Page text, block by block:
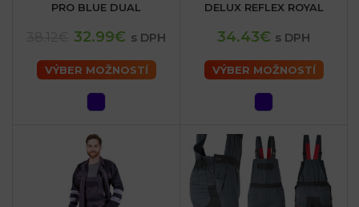
PRO BLUE DUAL
32.99€ s DPH
VÝBER MOŽNOSTÍ
DELUX REFLEX ROYAL
34.43€ s DPH
VÝBER MOŽNOSTÍ